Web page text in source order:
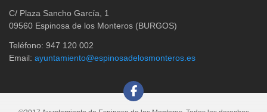
C/ Plaza Sancho García, 1
09560 Espinosa de los Monteros (BURGOS)
Teléfono: 947 120 002
Email: ayuntamiento@espinosadelosmonteros.es